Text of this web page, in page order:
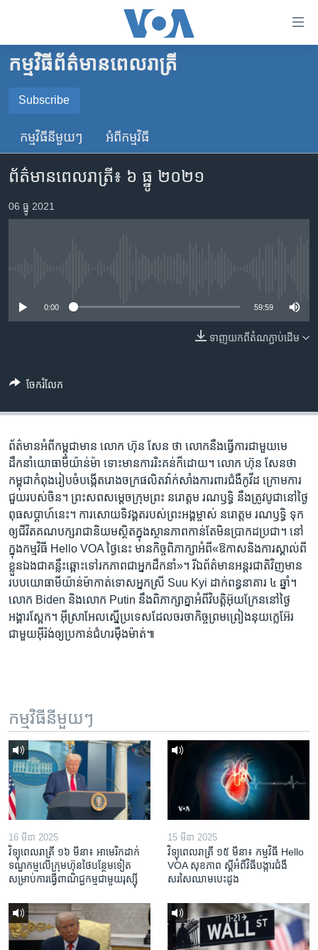
គេហទំព័រ​
ទាក់ទង
រំលង​
ទំព័រ​
ព័ត៌មាន​​
តែ​
ម្តង
រចនា
ចូល​
ទំព័រ​
ស្វែង​
កម្ពុជា
អន្តរជាតិ
ចិន
ហេឡូវីអូអេ
កម្ពុជាច្នៃប្រតិដ្ឋ
កម្មវិធីទាំងអស់
បណ្តាញ​សង្គម
ភាសា
កម្មវិធី​ព័ត៌មាន​ពេលរាត្រី
Subscribe
SUBSCRIBE
YouTube Music
កម្មវិធី​នីមួយៗ អំពី​កម្មវិធី​
ព័ត៌មាន​ពេល​រាត្រី៖ ៦ ធ្នូ ២០២១
06 ធ្នូ 2021
0:00 59:59
ទាញ​យក​ពី​តំណភ្ជាប់​ដើម
ចែករំលែក
ព័ត៌មាន​អំពី​កម្ពុជាមាន លោក ហ៊ុន សែន ថា​ លោក​នឹង​ធ្វើ​ការ​ជាមួយ​មេ
ដឹកនាំ​យោធា​មីយ៉ាន់ម៉ា​ ទោះ​មាន​ការ​រិះគន់​ក៏​ដោយ។ លោក ហ៊ុន សែនថា​
កម្ពុជា​កំពុង​រៀបចំ​បង្កើត​រោង​ចក្រ​ផលិត​វ៉ាក់សាំងការពារ​ជំងឺ​​កូវីដ ​ក្រោម​ការ​
ជួយ​របស់​ចិន។ ព្រះ​សព​​សម្តេច​ក្រុម​ព្រះ ​នរោត្តម ​រណឫទ្ធិ​ នឹង​ត្រូវ​បូជា​នៅ​ថ្ងៃ​
ពុធ​សប្តាហ៍​នេះ។ ការ​សោយ​ទិវង្គត​របស់​ព្រះអង្គ​ម្ចាស់ ​នរោត្តម ​រណឫទ្ធិ​ ទុក​
ឲ្យ​ជីវិត​គណបក្ស​រាជានិយម​ស្ថិត​ក្នុង​ស្ថាន​ភាព​កាន់​តែ​មិន​ប្រាកដ​ប្រជា។ នៅ​
ក្នុង​កម្មវិធី Hello VOA ថ្ងៃនេះ​ មាន​កិច្ចពិភាក្សា​អំពី«ឱកាសនិងការស្គាល់ពី
ខ្លួនឯង​ជាគន្លឹះឆ្ពោះទៅរកភាព​ជាអ្នកដឹកនាំ»។ រីឯ​ព័ត៌មាន​អន្តរជាតិ​វិញ​មាន
របប​យោធា​មីយ៉ាន់ម៉ា​កាត់ទោស​អ្នកស្រី Suu Kyi ដាក់​ពន្ធនាគារ ៤ ឆ្នាំ។
លោក Biden និង​លោក Putin នឹង​ពិភាក្សា​គ្នា​អំពី​វិបត្តិ​អ៊ុយក្រែន​នៅ​ថ្ងៃ​
អង្គារ​ស្អែក។ អ៊ីស្រាអែល​ស្នើ​ប្រទេស​ដែល​ចរចា​កិច្ចព្រមព្រៀង​នុយក្លេអ៊ែរ​
ជាមួយ​អ៊ីរ៉ង់​ឲ្យ​ប្រកាន់​ជំហរ​ម៉ឺងម៉ាត់៕
កម្មវិធី​នីមួយៗ
16 មីនា 2025
វិទ្យុពេលរាត្រី ១៦ មីនា៖ អាមេរិក​ដាក់​
ទណ្ឌកម្ម​លើ​ក្រុមហ៊ុន​ថៃ​បន្ថែម​ទៀត​
សម្រាប់​ការ​ធ្វើ​ពាណិជ្ជកម្ម​ជាមួយ​រុស្ស៊ី
15 មីនា 2025
វិទ្យុពេលរាត្រី ១៥ មីនា៖ កម្មវិធី ​Hello
VOA សុខភាព ស្ដី​អំពី​វិធី​បង្ការ​ជំងឺ​
សរសៃ​ឈាម​បេះដូង